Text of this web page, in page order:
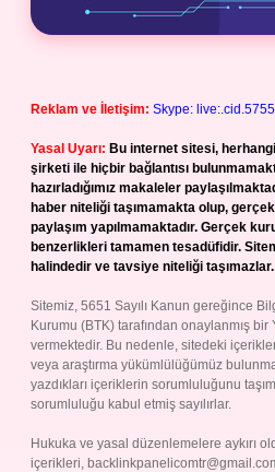
Reklam ve İletişim: Skype:
Yasal Uyarı: Bu internet sitesi,
şirketi ile hiçbir bağlantısı
hazırladığımız makaleler
haber niteliği taşımamakta olup,
paylaşım yapılmamaktadır. Gerçek
benzerlikleri tamamen tesadüfidir.
halindedir ve tavsiye niteliği taşımazlar.
Sitemiz, 5651 Sayılı Kanun gereğince
Kurumu (BTK) tarafından onaylanmış bir
vermektedir. Bu nedenle, sitedeki
veya araştırma yükümlülüğümüz
yazdıkları içeriklerin sorumluluğunu
sorumluluğu kabul etmiş sayılırlar.
Hukuka ve yasal düzenlemelere aykırı
içerikleri,